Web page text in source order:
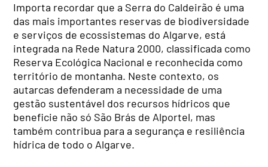
Importa recordar que a Serra do Caldeirão é uma
das mais importantes reservas de biodiversidade
e serviços de ecossistemas do Algarve, está
integrada na Rede Natura 2000, classificada como
Reserva Ecológica Nacional e reconhecida como
território de montanha. Neste contexto, os
autarcas defenderam a necessidade de uma
gestão sustentável dos recursos hídricos que
beneficie não só São Brás de Alportel, mas
também contribua para a segurança e resiliência
hídrica de todo o Algarve.